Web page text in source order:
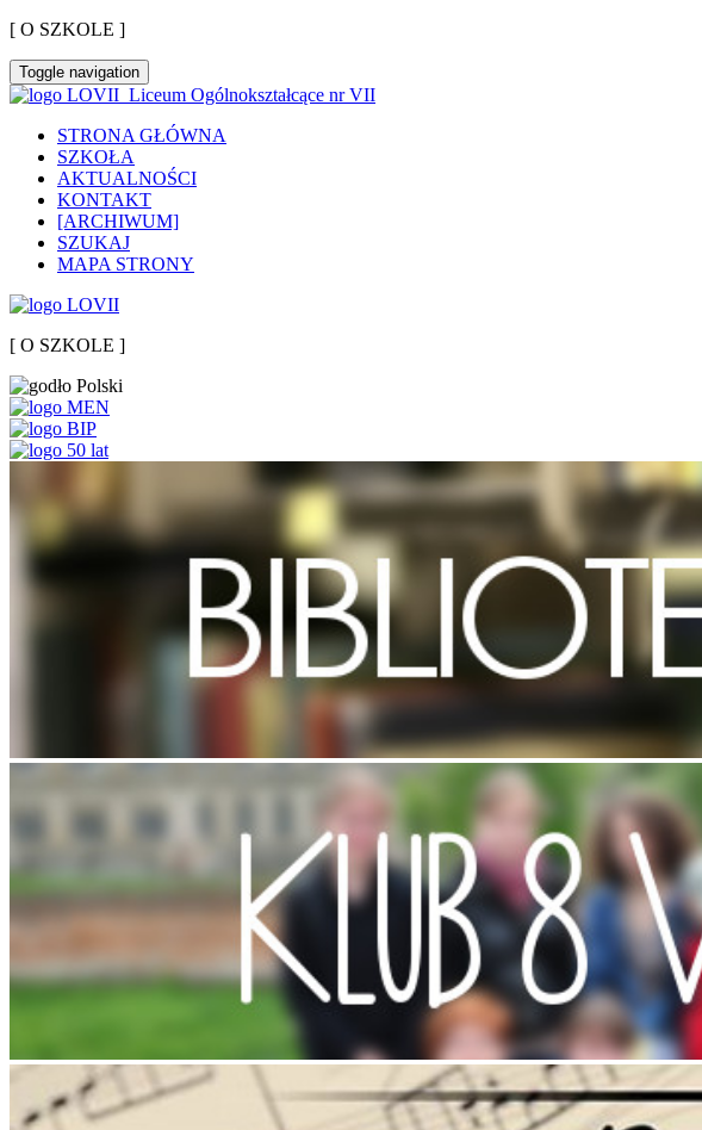
[ O SZKOLE ]
Toggle navigation
Liceum Ogólnokształcące nr VII
STRONA GŁÓWNA
SZKOŁA
AKTUALNOŚCI
KONTAKT
[ARCHIWUM]
SZUKAJ
MAPA STRONY
[ O SZKOLE ]